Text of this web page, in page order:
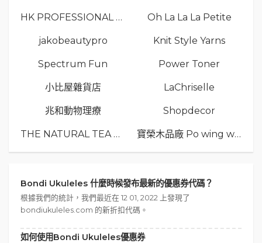
HK PROFESSIONAL TV LIMITED Oh La La La Petite
jakobeautypro Knit Style Yarns
Spectrum Fun Power Toner
小比屋雜貨店 LaChriselle
兆和動物理療 Shopdecor
THE NATURAL TEA Co. 寶榮木品廠 Po wing wood
Bondi Ukuleles 什麼時候發布最新的優惠券代碼？
根據我們的統計，我們最近在 12 01, 2022 上發現了
bondiukuleles.com 的新折扣代碼。
如何使用Bondi Ukuleles優惠券